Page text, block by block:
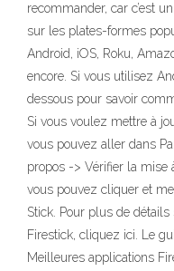
recommander, car c’est
sur les plates-formes
Android, iOS, Roku,
encore. Si vous utilisez
dessous pour savoir
Si vous voulez mettre à
vous pouvez aller dans
propos -> Vérifier la mise
vous pouvez cliquer et
Stick. Pour plus de
Firestick, cliquez ici. Le
Meilleures applications